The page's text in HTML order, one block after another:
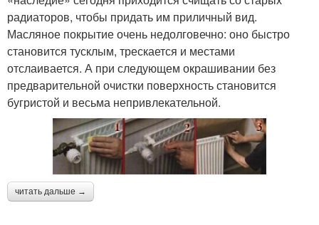
радиаторов, чтобы придать им приличный вид.
Масляное покрытие очень недолговечно: оно быстро
становится тусклым, трескается и местами
отслаивается. А при следующем окрашивании без
предварительной очистки поверхность становится
бугристой и весьма непривлекательной.
читать дальше →